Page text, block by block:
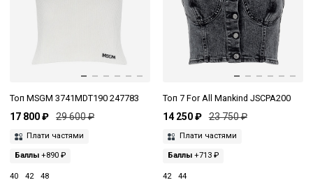
Топ MSGM 3741MDT190 247783
17 800 ₽ 29 600 ₽
Плати частями
Баллы +890 ₽
40 42 48
Топ 7 For All Mankind JSCPA200
14 250 ₽ 23 750 ₽
Плати частями
Баллы+713 ₽
42 44